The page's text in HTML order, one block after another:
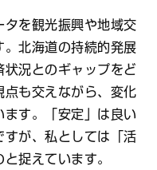
を観光振興や地域交
北海道の持続的発展
況とのギャップをど
点も交えながら、変化
す。「安定」は良い
が、私としては「活
捉えています。